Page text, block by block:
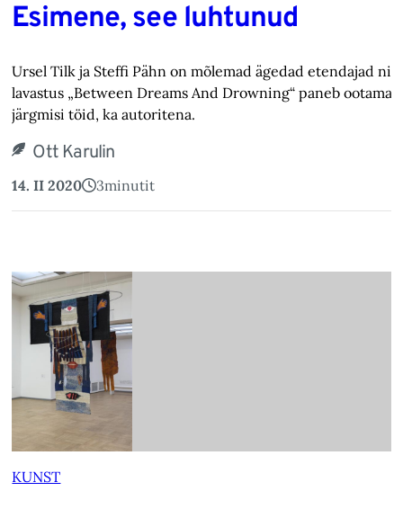
Esimene, see luhtunud
Ursel Tilk ja Steffi Pähn on mõlemad ägedad etendajad
lavastus „Between Dreams And Drowning“ paneb ootama
järgmisi töid, ka autoritena.
Ott Karulin
14. II 2020 3minutit
KUNST